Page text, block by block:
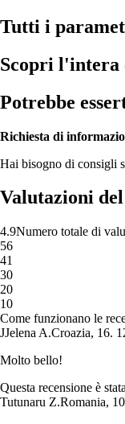
Tutti i
Scopri l'intera
Potrebbe
Richiesta di
Hai bisogno di consigli
Valutazioni
4.9Numero totale di
56
41
30
20
10
Come funzionano le
JJelena A.Croazia, 16.
Molto bello!
Questa recensione è
Tutunaru Z.Romania,